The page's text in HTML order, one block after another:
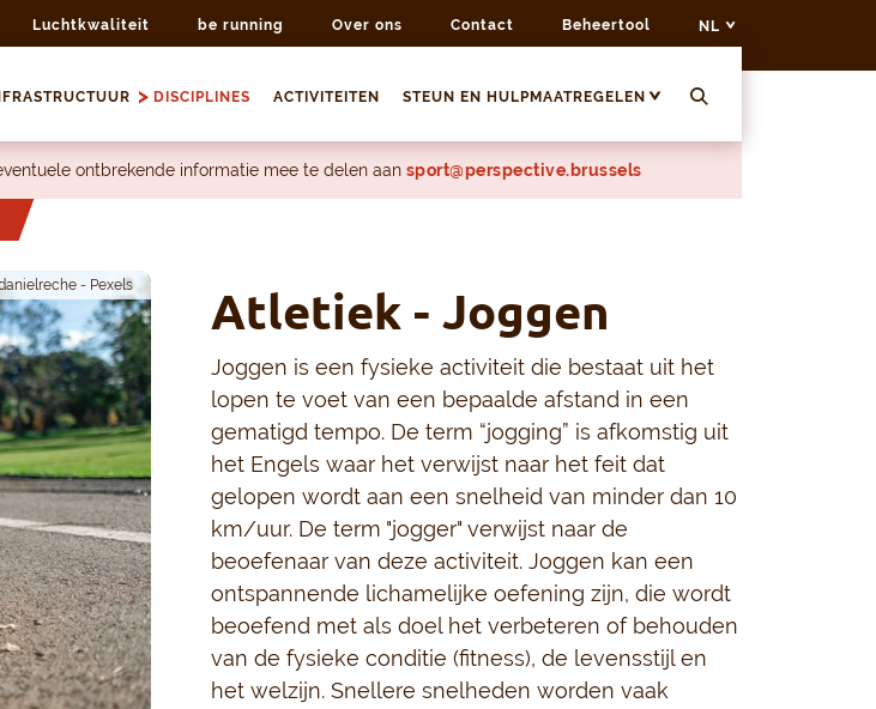
Luchtkwaliteit be running Over ons Contact Beheertool NL
DISCIPLINES ACTIVITEITEN STEUN EN HULPMAATREGELEN
ontbrekende informatie mee te delen aan sport@perspective.brussels
- Pexels Atletiek - Joggen
Joggen is een fysieke activiteit die bestaat uit het
lopen te voet van een bepaalde afstand in een
gematigd tempo. De term “jogging” is afkomstig uit
het Engels waar het verwijst naar het feit dat
gelopen wordt aan een snelheid van minder dan 10
km/uur. De term "jogger" verwijst naar de
beoefenaar van deze activiteit. Joggen kan een
ontspannende lichamelijke oefening zijn, die wordt
beoefend met als doel het verbeteren of behouden
van de fysieke conditie (fitness), de levensstijl en
het welzijn. Snellere snelheden worden vaak